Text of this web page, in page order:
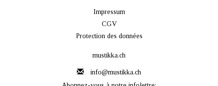
Impressum
CGV
Protection des données
mustikka.ch
info@mustikka.ch